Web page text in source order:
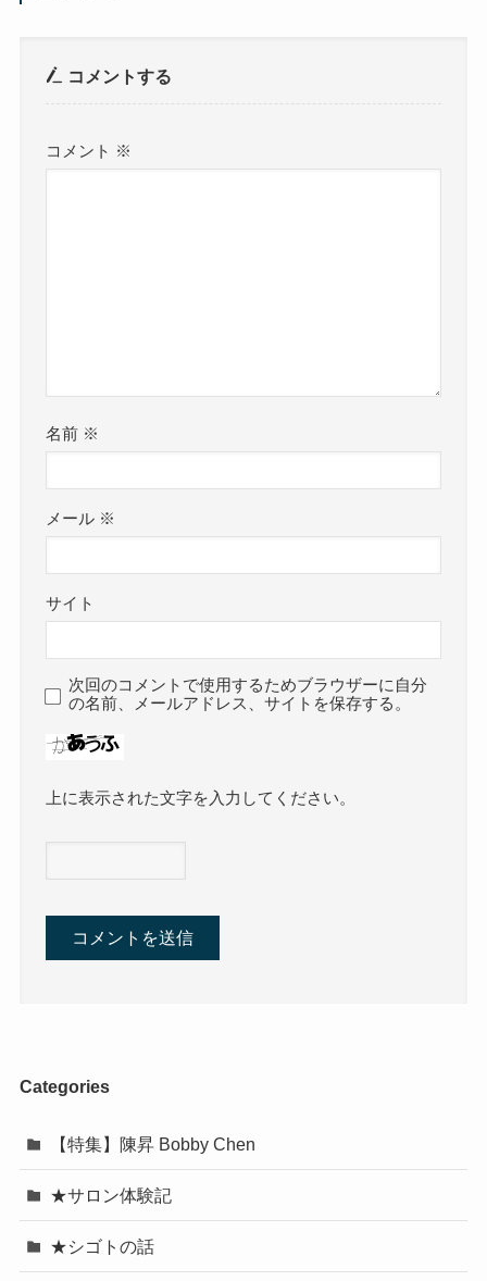
コメントする
コメント ※
名前 ※
メール ※
サイト
次回のコメントで使用するためブラウザーに自分
の名前、メールアドレス、サイトを保存する。
上に表示された文字を入力してください。
Categories
【特集】陳昇 Bobby Chen
★サロン体験記
★シゴトの話